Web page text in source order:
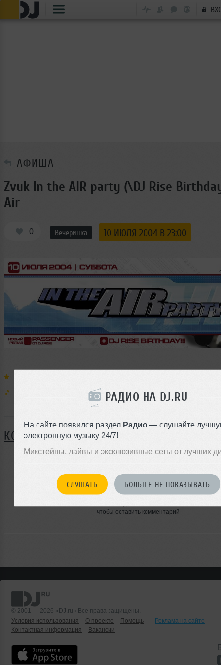
РАДИО НА DJ.RU
На сайте появился раздел Радио — слушайте
электронную музыку 24/7!
Микстейпы, лайвы и эксклюзивные сеты от лучших
СЛУШАТЬ БОЛЬШЕ НЕ ПОКАЗЫВАТЬ
АФИША
Zvuk In the AIR party (\DJ Rise
Air
0 Вечеринка 10 ИЮЛЯ 2004 В 23:00
КОММЕНТАРИИ
ЗАРЕГИСТРИРУЙТЕСЬ
Или
чтобы оставить комментарий
© 2001 — 2026 «DJ.ru» Все права защищены.
Условия использования
О проекте Помощь
Реклама на сайте
Контактная информация
Вакансии